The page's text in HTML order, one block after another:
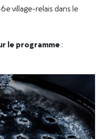
village-relais dans le
le programme :